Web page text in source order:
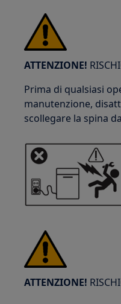
ATTENZIONE!
Prima di qualsiasi
manutenzione,
scollegare la spina
ATTENZIONE!